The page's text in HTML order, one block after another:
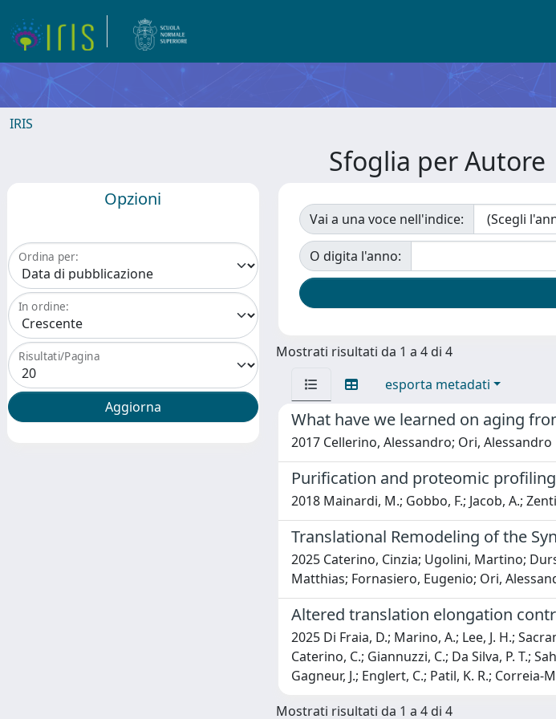
IRIS
Sfoglia per Autore
Opzioni
Ordina per:
In ordine:
Risultati/Pagina
Vai a una voce nell'indice:
O digita l'anno:
Mostrati risultati da 1 a 4 di 4
esporta metadati
What have we learned on aging
2017 Cellerino, Alessandro; Ori, Alessandro
Purification and proteomic
2018 Mainardi, M.; Gobbo, F.; Jacob, A.;
Translational Remodeling of the
2025 Caterino, Cinzia; Ugolini, Martino;
Matthias; Fornasiero, Eugenio; Ori,
Altered translation elongation
2025 Di Fraia, D.; Marino, A.; Lee, J. H.;
Caterino, C.; Giannuzzi, C.; Da Silva, P. T.;
Gagneur, J.; Englert, C.; Patil, K. R.; Correia-
Mostrati risultati da 1 a 4 di 4